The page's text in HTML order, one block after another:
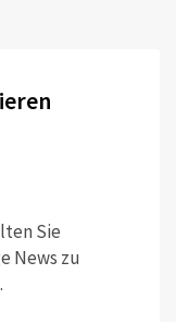
Sie
News zu